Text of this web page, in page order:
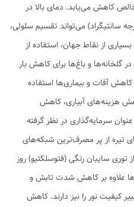
کاهش می‌یابد. دمای بالا در
تابش زیاد خورشید (35 تا 40 درجه سانتیگراد) می‌تواند تقسیم سلولی،
از نقاط جهان، استفاده از
گلخانه‌ها و باغ‌ها برای کاهش بار
آفات و بیماری‌ها استفاده
هزینه‌های آبیاری، کاهش
سرمایه‌گذاری در نظر گرفته
تیره از پر مصرف‌ترین شبکه‌های
توری سایبان رنگی (فتوسلکتیو) روز
علاوه بر کاهش شدت تابش و
کیفیت نور را نیز دارند. کاهش